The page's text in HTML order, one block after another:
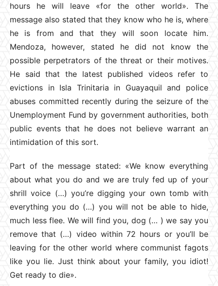
hours he will leave «for the other world». The
message also stated that they know who he is, where
he is from and that they will soon locate him.
Mendoza, however, stated he did not know the
possible perpetrators of the threat or their motives.
He said that the latest published videos refer to
evictions in Isla Trinitaria in Guayaquil and police
abuses committed recently during the seizure of the
Unemployment Fund by government authorities, both
public events that he does not believe warrant an
intimidation of this sort.
Part of the message stated: «We know everything
about what you do and we are truly fed up of your
shrill voice (…) you’re digging your own tomb with
everything you do (…) you will not be able to hide,
much less flee. We will find you, dog (… ) we say you
remove that (…) video within 72 hours or you’ll be
leaving for the other world where communist fagots
like you lie. Just think about your family, you idiot!
Get ready to die».